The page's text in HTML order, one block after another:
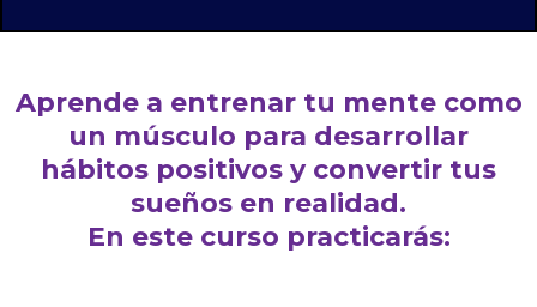
Aprende a entrenar tu mente como
un músculo para desarrollar
hábitos positivos y convertir tus
sueños en realidad.
En este curso practicarás: